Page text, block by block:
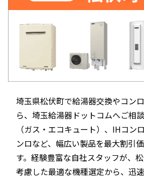
埼玉県松伏町で給湯器交換やコン
ら、埼玉給湯器ドットコムへご相
（ガス・エコキュート）、IHコン
ンロなど、幅広い製品を最大割引
す。経験豊富な自社スタッフが、
考慮した最適な機種選定から、迅